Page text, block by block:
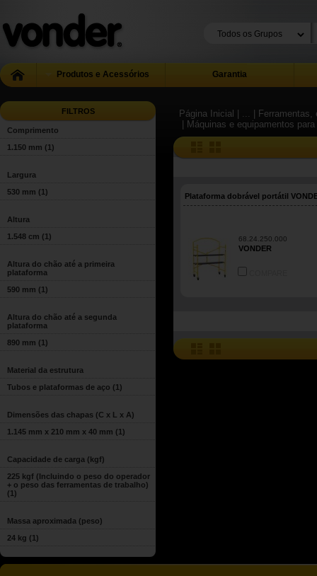
Produtos e Acessórios Garantia
FILTROS
Comprimento
1.150 mm (1)
Largura
530 mm (1)
Altura
1.548 cm (1)
Altura do chão até a primeira
plataforma
590 mm (1)
Altura do chão até a segunda
plataforma
890 mm (1)
Material da estrutura
Tubos e plataformas de aço (1)
Dimensões das chapas (C x L x A)
1.145 mm x 210 mm x 40 mm (1)
Capacidade de carga (kgf)
225 kgf (Incluindo o peso do operador
+ o peso das ferramentas de trabalho)
(1)
Massa aproximada (peso)
24 kg (1)
Página Inicial | ...
|
| Máquinas e equipamentos
Plataforma dobrável portátil
68.24.250.000
VONDER